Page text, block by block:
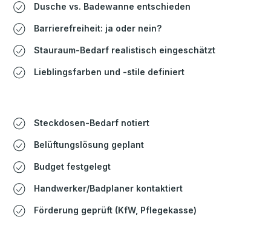
Dusche vs. Badewanne entschieden
Barrierefreiheit: ja oder nein?
Stauraum-Bedarf realistisch eingeschätzt
Lieblingsfarben und -stile definiert
Steckdosen-Bedarf notiert
Belüftungslösung geplant
Budget festgelegt
Handwerker/Badplaner kontaktiert
Förderung geprüft (KfW, Pflegekasse)